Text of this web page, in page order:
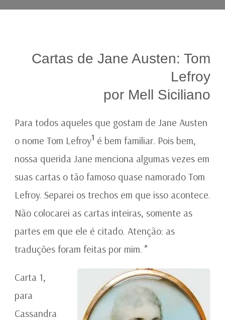
JANE
Cartas de Jane Austen: Tom
Lefroy
por Mell Siciliano
Para todos aqueles que gostam de Jane Austen
o nome Tom Lefroy1 é bem familiar. Pois bem,
nossa querida Jane menciona algumas vezes em
suas cartas o tão famoso quase namorado Tom
Lefroy. Separei os trechos em que isso acontece.
Não colocarei as cartas inteiras, somente as
partes em que ele é citado. Atenção: as
traduções foram feitas por mim. ”
Carta 1,
para
Cassandra